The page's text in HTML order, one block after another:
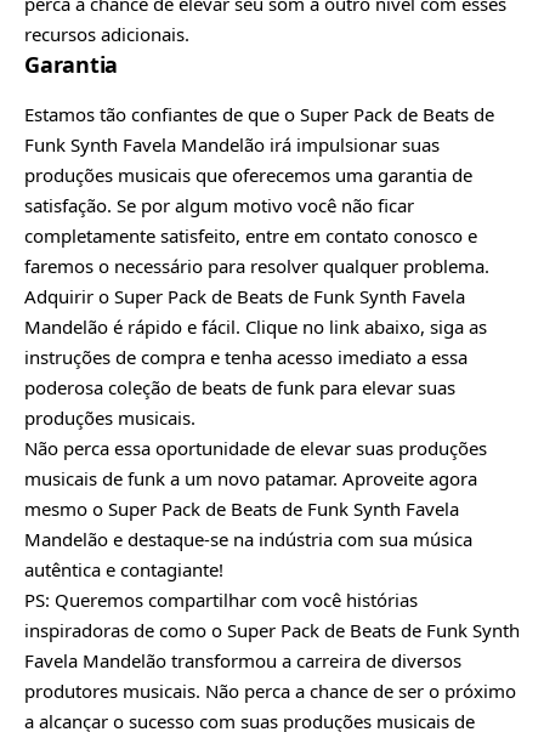
recursos adicionais.
Garantia
Estamos tão confiantes de que o Super Pack de Beats de
Funk Synth Favela Mandelão irá impulsionar suas
produções musicais que oferecemos uma garantia de
satisfação. Se por algum motivo você não ficar
completamente satisfeito, entre em contato conosco e
faremos o necessário para resolver qualquer problema.
Adquirir o Super Pack de Beats de Funk Synth Favela
Mandelão é rápido e fácil. Clique no link abaixo, siga as
instruções de compra e tenha acesso imediato a essa
poderosa coleção de beats de funk para elevar suas
produções musicais.
Não perca essa oportunidade de elevar suas produções
musicais de funk a um novo patamar. Aproveite agora
mesmo o Super Pack de Beats de Funk Synth Favela
Mandelão e destaque-se na indústria com sua música
autêntica e contagiante!
PS: Queremos compartilhar com você histórias
inspiradoras de como o Super Pack de Beats de Funk Synth
Favela Mandelão transformou a carreira de diversos
produtores musicais. Não perca a chance de ser o próximo
a alcançar o sucesso com suas produções musicais de